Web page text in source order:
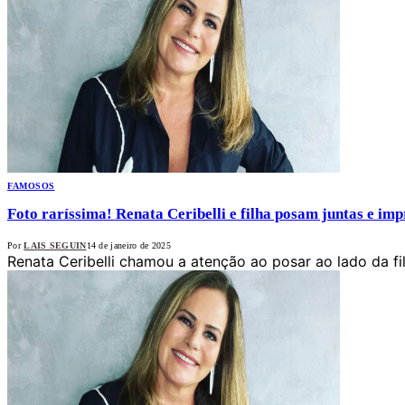
FAMOSOS
Foto raríssima! Renata Ceribelli e filha posam juntas e
Por LAIS SEGUIN14 de janeiro de 2025
Renata Ceribelli chamou a atenção ao posar ao lado da